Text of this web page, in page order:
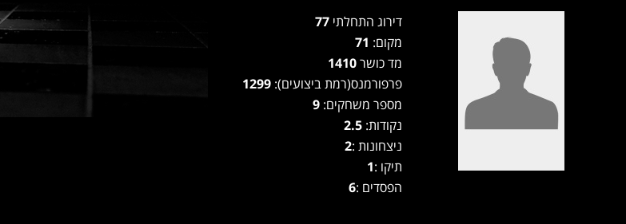
דירוג התחלתי 77
מקום:
מד כושר1410
פרפורמנס(רמת ביצועים): 1299
מספר משחקים: 9
נקודות:2.5
ניצחונות :2
תיקו :1
הפסדים :6